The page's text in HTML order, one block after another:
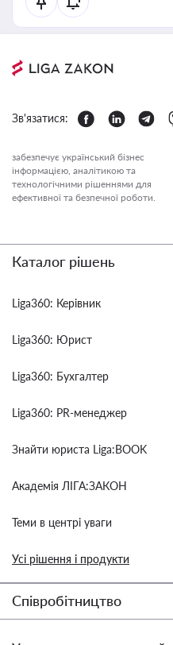
Зв'язатися:
забезпечує український бізнес
інформацією, аналітикою та
технологічними рішеннями для
ефективної та безпечної роботи.
Каталог рішень
Liga360: Керівник
Liga360: Юрист
Liga360: Бухгалтер
Liga360: PR-менеджер
Знайти юриста Liga:BOOK
Академія ЛІГА:ЗАКОН
Теми в центрі уваги
Усі рішення і продукти
Співробітництво